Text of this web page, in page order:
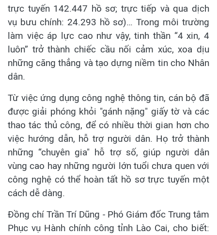
trực tuyến 142.447 hồ sơ; trực tiếp và qua dịch
vụ bưu chính: 24.293 hồ sơ)… Trong môi trường
làm việc áp lực cao như vậy, tinh thần “4 xin, 4
luôn” trở thành chiếc cầu nối cảm xúc, xoa dịu
những căng thẳng và tạo dựng niềm tin cho Nhân
dân.
Từ việc ứng dụng công nghệ thông tin, cán bộ đã
được giải phóng khỏi "gánh nặng" giấy tờ và các
thao tác thủ công, để có nhiều thời gian hơn cho
việc hướng dẫn, hỗ trợ người dân. Họ trở thành
những “chuyên gia" hỗ trợ số, giúp người dân
vùng cao hay những người lớn tuổi chưa quen với
công nghệ có thể hoàn tất hồ sơ trực tuyến một
cách dễ dàng.
Đồng chí Trần Trí Dũng - Phó Giám đốc Trung tâm
Phục vụ Hành chính công tỉnh Lào Cai, cho biết: